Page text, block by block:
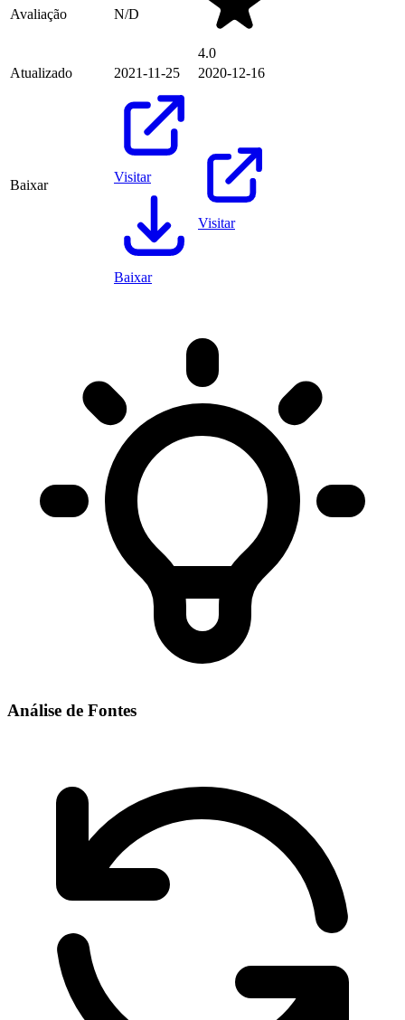
Avaliação N/D
4.0
Atualizado
2021-11-25 2020-12-16
Baixar
Visitar
Baixar
Visitar
Análise de Fontes